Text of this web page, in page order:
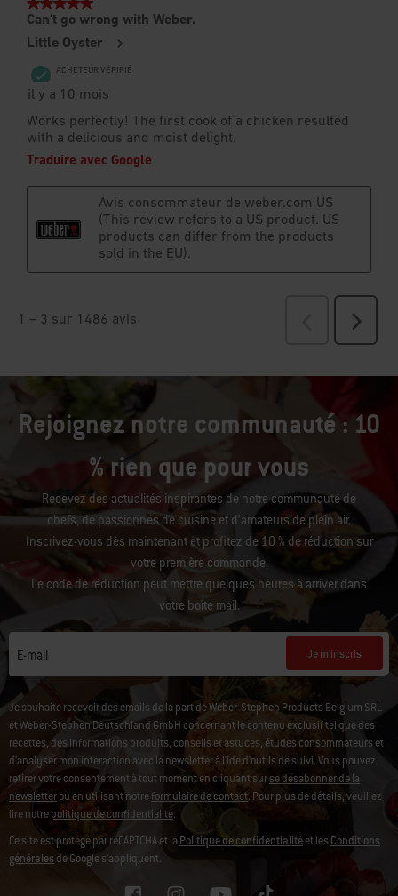
Rejoignez notre communauté : 10
% rien que pour vous
Recevez des actualités inspirantes de notre communauté de
chefs, de passionnés de cuisine et d’amateurs de plein air.
Inscrivez-vous dès maintenant et profitez de 10 % de réduction sur
votre première commande.
Le code de réduction peut mettre quelques heures à arriver dans
votre boîte mail.
E-mail Je m'inscris
Je souhaite recevoir des emails de la part de Weber-Stephen Products Belgium SRL
et Weber-Stephen Deutschland GmbH concernant le contenu exclusif tel que des
recettes, des informations produits, conseils et astuces, études consommateurs et
d'analyser mon intéraction avec la newsletter à l'ide d'outils de suivi.Vous pouvez
retirer votre consentement à tout moment en cliquant surse désabonner de la
newsletterou en utilisant notreformulaire de contact. Pour plus de détails, veuillez
lire notrepolitique de confidentialité.
Ce site est protégé par reCAPTCHA et la Politique de confidentialitéet lesConditions
généralesde Google s’appliquent.